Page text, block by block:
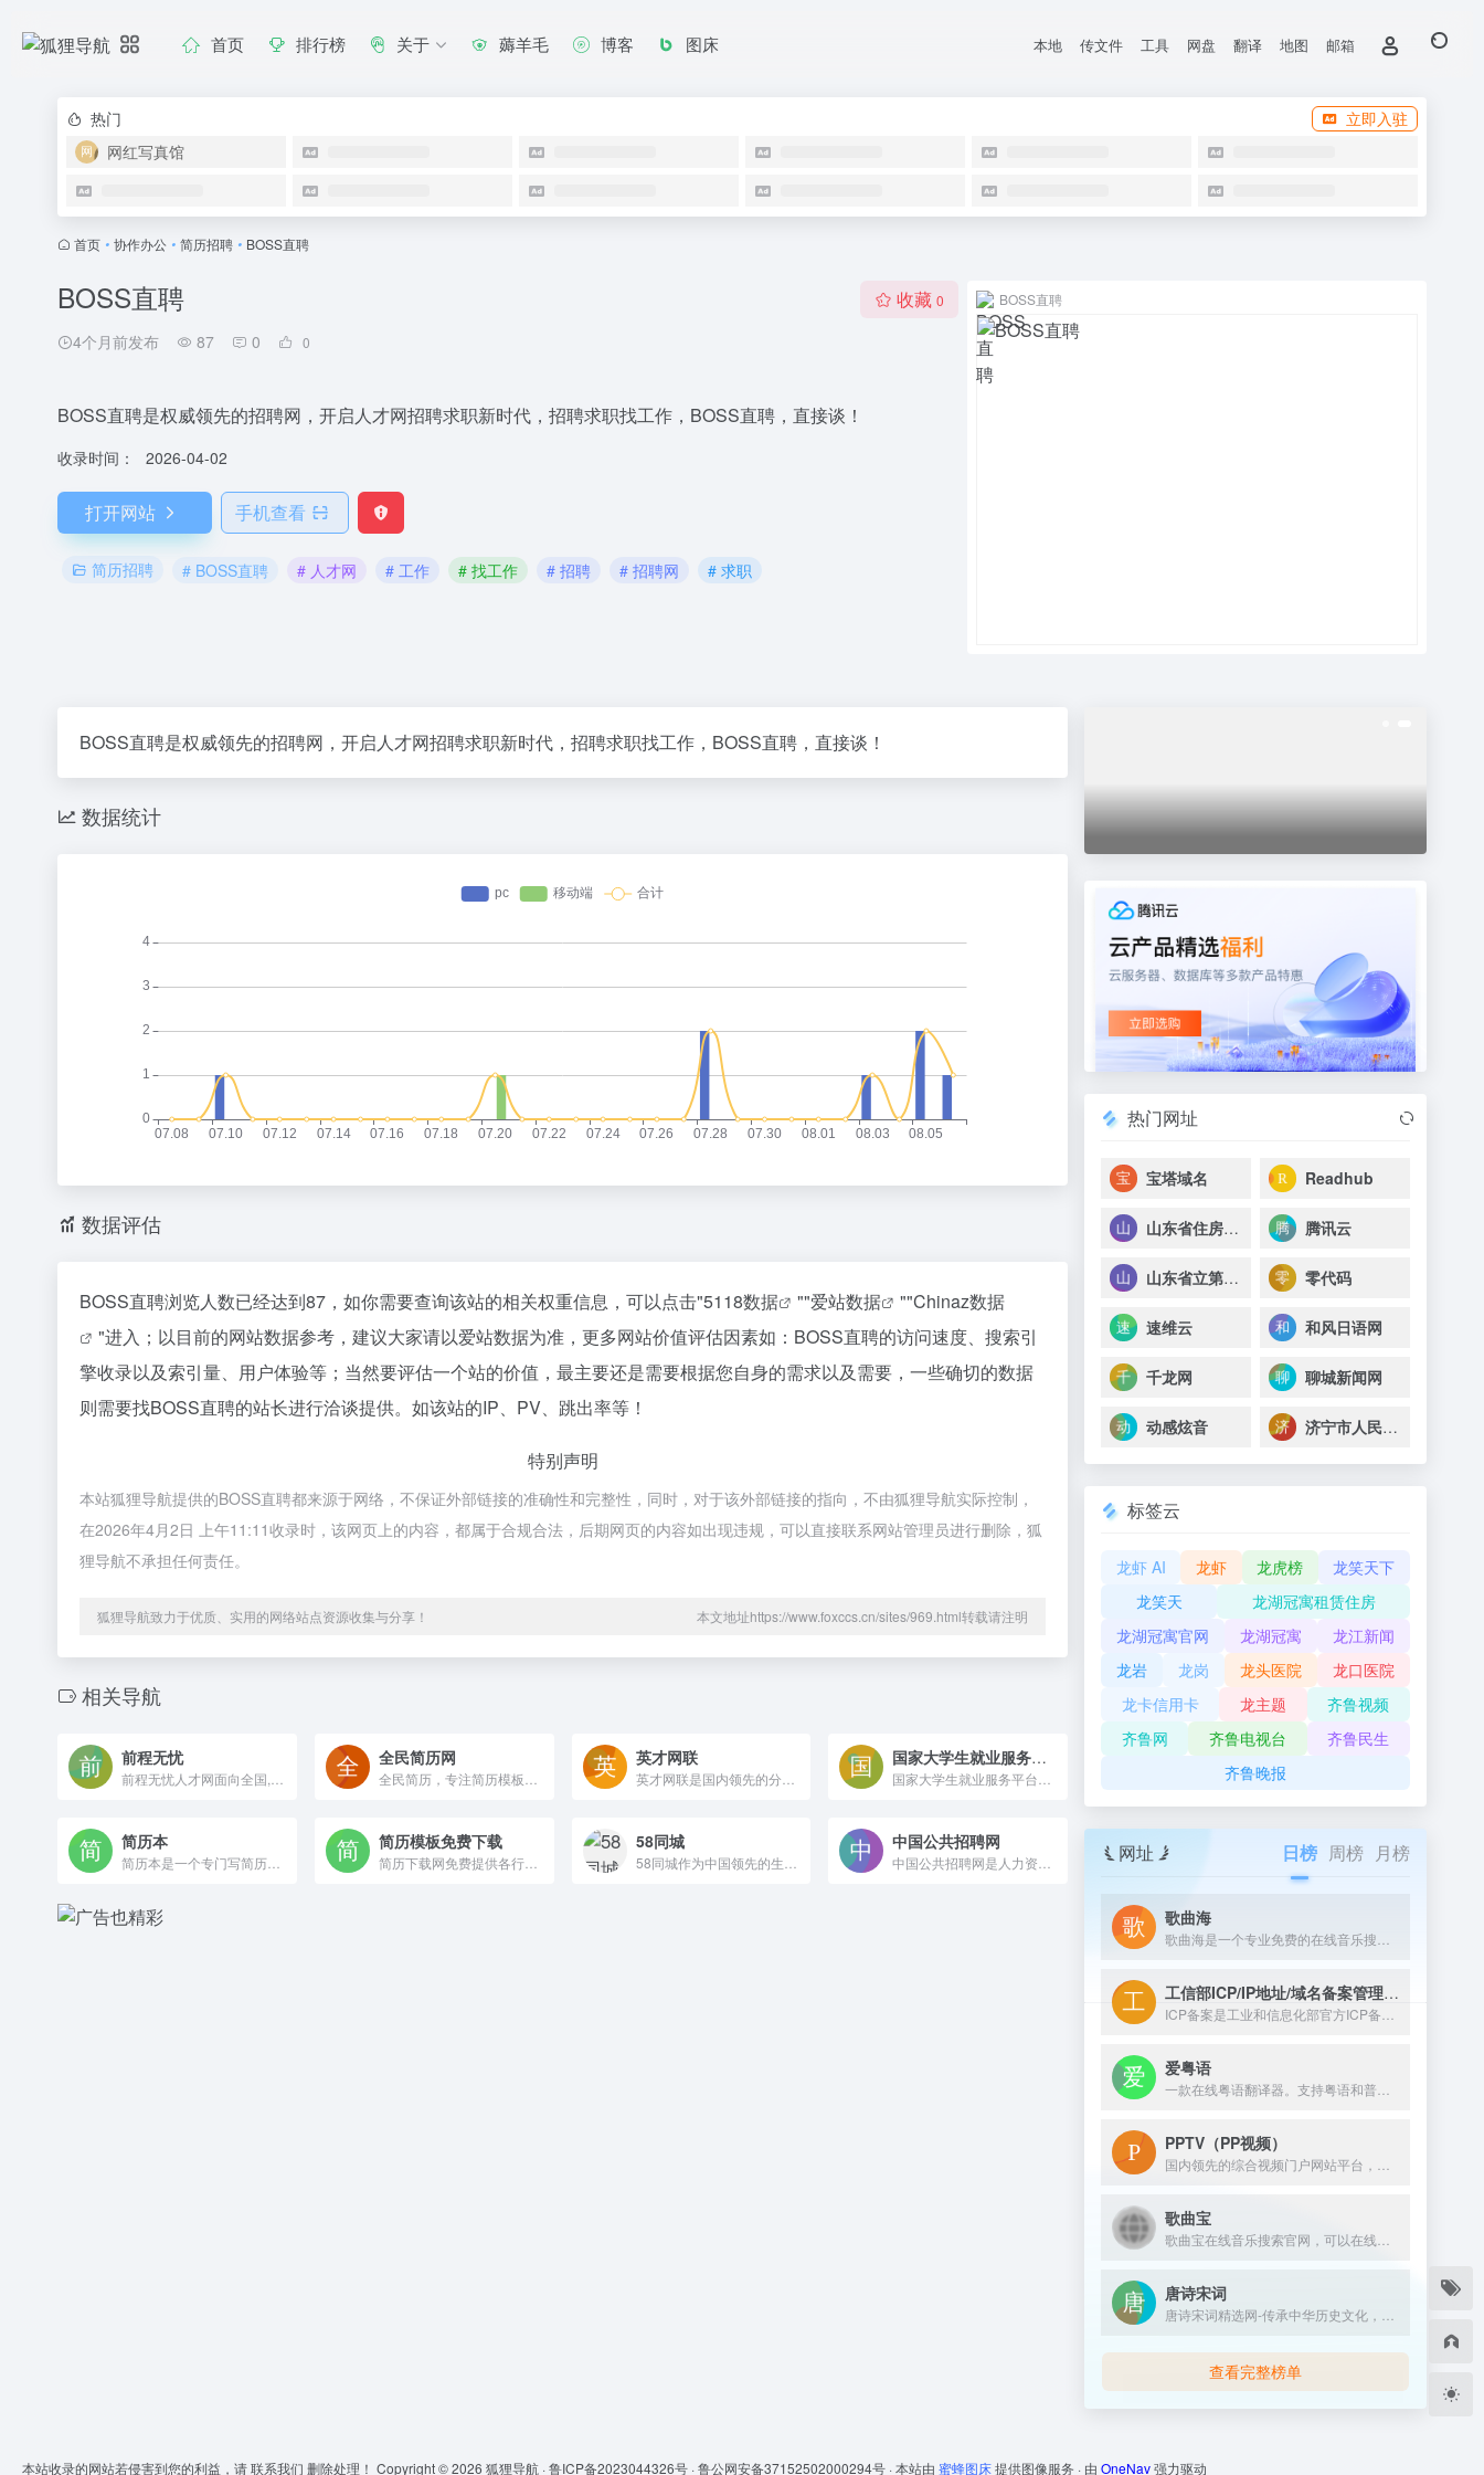
首页 排行榜 关于 薅羊毛 博客 图床 本地 传文件 工具 网盘 翻译 地图 邮箱
热门
立即入驻
网红写真馆
首页 • 协作办公 • 简历招聘 • BOSS直聘
BOSS直聘
4个月前发布 87 0 0
收藏 0
BOSS直聘是权威领先的招聘网，开启人才网招聘求职新时代，招聘求职找工作，BOSS直聘，直接谈！
收录时间： 2026-04-02
打开网站 手机查看
简历招聘 # BOSS直聘 # 人才网 # 工作 # 找工作 # 招聘 # 招聘网 # 求职
BOSS直聘
BOSS直聘是权威领先的招聘网，开启人才网招聘求职新时代，招聘求职找工作，BOSS直聘，直接谈！
数据统计
数据评估
BOSS直聘浏览人数已经达到87，如你需要查询该站的相关权重信息，可以点击"5118数据 ""爱站数据 ""Chinaz数据
"进入；以目前的网站数据参考，建议大家请以爱站数据为准，更多网站价值评估因素如：BOSS直聘的访问速度、搜索引
擎收录以及索引量、用户体验等；当然要评估一个站的价值，最主要还是需要根据您自身的需求以及需要，一些确切的数据
则需要找BOSS直聘的站长进行洽谈提供。如该站的IP、PV、跳出率等！
特别声明
本站狐狸导航提供的BOSS直聘都来源于网络，不保证外部链接的准确性和完整性，同时，对于该外部链接的指向，不由狐狸导航实际控制，
在2026年4月2日 上午11:11收录时，该网页上的内容，都属于合规合法，后期网页的内容如出现违规，可以直接联系网站管理员进行删除，狐
狸导航不承担任何责任。
狐狸导航致力于优质、实用的网络站点资源收集与分享！ 本文地址https://www.foxccs.cn/sites/969.html转载请注明
相关导航
前程无忧 全民简历网 英才网联 国家大学生就业服务平台
简历本 简历模板免费下载
简历下载网免费提供各行业简历模板WORD可编辑格式免费导出下载使用，涵盖求职简历模板、大学生简历模板、个人简历模板、留学简历模板、英文简历模板、免费简历模板、工作简历模板、保研简历模板、暑期实习简历、寒假实习简历、校招简历等。
58同城 中国公共招聘网
热门网址
宝塔域名 Readhub
山东省住房和城乡建设厅 腾讯云
山东省立第三医院(山东省消化病医院) 零代码
速维云 和风日语网
千龙网 聊城新闻网
动感炫音 济宁市人民政府
标签云
龙虾 AI 龙虾 龙虎榜
龙笑天下
龙笑天
龙湖冠寓租赁住房
龙湖冠寓官网
龙湖冠寓
龙江新闻
龙岩
龙岗 龙头医院
龙口医院
龙卡信用卡
龙主题
齐鲁视频
齐鲁网
齐鲁电视台
齐鲁民生
齐鲁晚报
网址 日榜 周榜 月榜
歌曲海
工信部ICP/IP地址/域名备案管理系统
爱粤语
PPTV（PP视频）
歌曲宝
唐诗宋词
查看完整榜单
本站收录的网站若侵害到您的利益，请联系我们 删除处理！ Copyright © 2026 狐狸导航 ·鲁ICP备2023044326号 ·鲁公网安备37152502000294号 ·本站由 蜜蜂图床提供图像服务 · 由 OneNav强力驱动